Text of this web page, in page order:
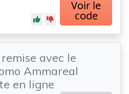
Voir le
code
avec le
Ammareal
en ligne